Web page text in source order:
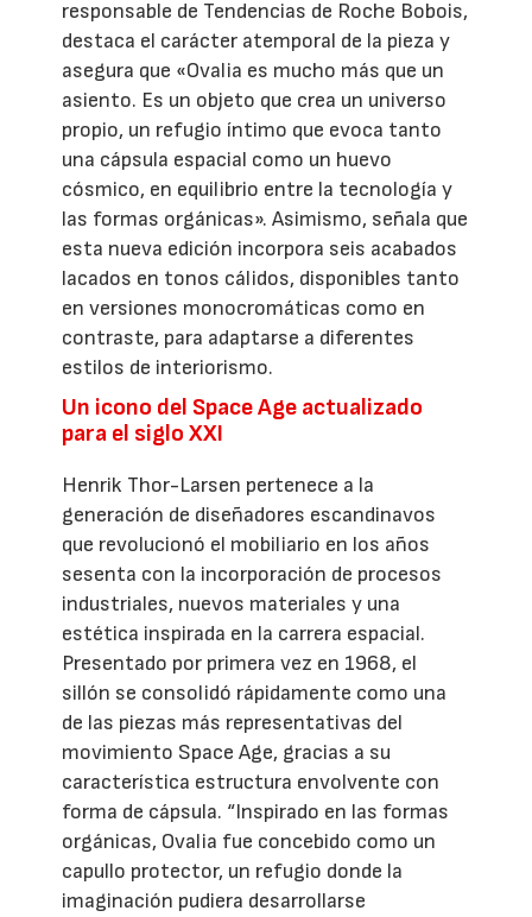
responsable de Tendencias de Roche Bobois,
destaca el carácter atemporal de la pieza y
asegura que «Ovalia es mucho más que un
asiento. Es un objeto que crea un universo
propio, un refugio íntimo que evoca tanto
una cápsula espacial como un huevo
cósmico, en equilibrio entre la tecnología y
las formas orgánicas». Asimismo, señala que
esta nueva edición incorpora seis acabados
lacados en tonos cálidos, disponibles tanto
en versiones monocromáticas como en
contraste, para adaptarse a diferentes
estilos de interiorismo.
Un icono del Space Age actualizado
para el siglo XXI
Henrik Thor-Larsen pertenece a la
generación de diseñadores escandinavos
que revolucionó el mobiliario en los años
sesenta con la incorporación de procesos
industriales, nuevos materiales y una
estética inspirada en la carrera espacial.
Presentado por primera vez en 1968, el
sillón se consolidó rápidamente como una
de las piezas más representativas del
movimiento Space Age, gracias a su
característica estructura envolvente con
forma de cápsula. “Inspirado en las formas
orgánicas, Ovalia fue concebido como un
capullo protector, un refugio donde la
imaginación pudiera desarrollarse